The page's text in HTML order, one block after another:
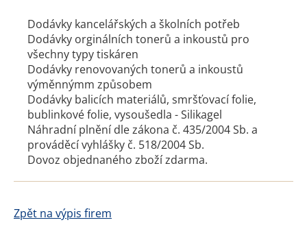
Dodávky kancelářských a školních potřeb
Dodávky orginálních tonerů a inkoustů pro
všechny typy tiskáren
Dodávky renovovaných tonerů a inkoustů
výměnnýmm způsobem
Dodávky balicích materiálů, smršťovací folie,
bublinkové folie, vysoušedla - Silikagel
Náhradní plnění dle zákona č. 435/2004 Sb. a
prováděcí vyhlášky č. 518/2004 Sb.
Dovoz objednaného zboží zdarma.
Zpět na výpis firem